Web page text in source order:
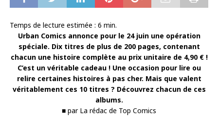
Temps de lecture estimée : 6 min.
Urban Comics annonce pour le 24 juin une opération
spéciale. Dix titres de plus de 200 pages, contenant
chacun une histoire complète au prix unitaire de 4,90 € !
C’est un véritable cadeau ! Une occasion pour lire ou
relire certaines histoires à pas cher. Mais que valent
véritablement ces 10 titres ? Découvrez chacun de ces
albums.
■ par La rédac de Top Comics